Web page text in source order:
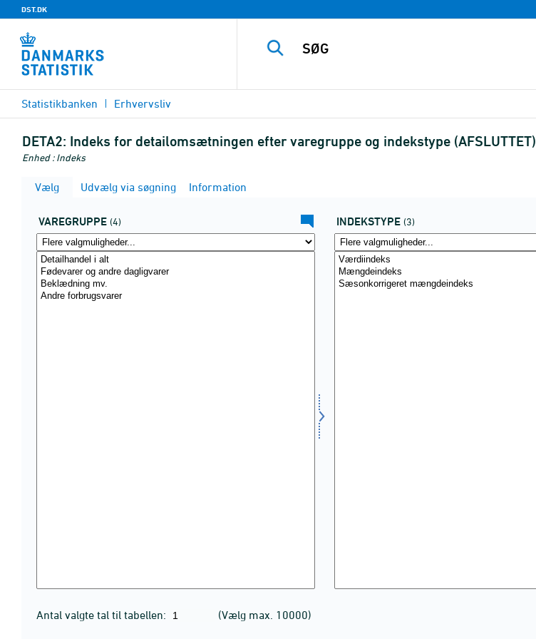
DST.DK
Statistikbanken Erhvervsliv
DETA2: Indeks for detailomsætningen efter varegruppe og indekstype (AFSLUTTET)
Enhed : Indeks
Vælg Udvælg via søgning Information
VAREGRUPPE (4) INDEKSTYPE (3)
Antal valgte tal til tabellen: (Vælg max. 10000)